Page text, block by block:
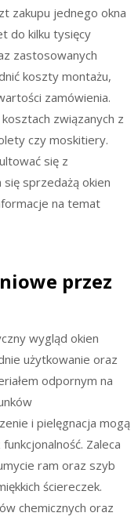
zakupu jednego okna
do kilku tysięcy
zastosowanych
koszty montażu,
zamówienia.
związanych z
czy moskitiery.
się z
sprzedażą okien
na temat
przez
wygląd okien
użytkowanie oraz
odpornym na
i pielęgnacja mogą
Zaleca
ram oraz szyb
ściereczek.
chemicznych oraz